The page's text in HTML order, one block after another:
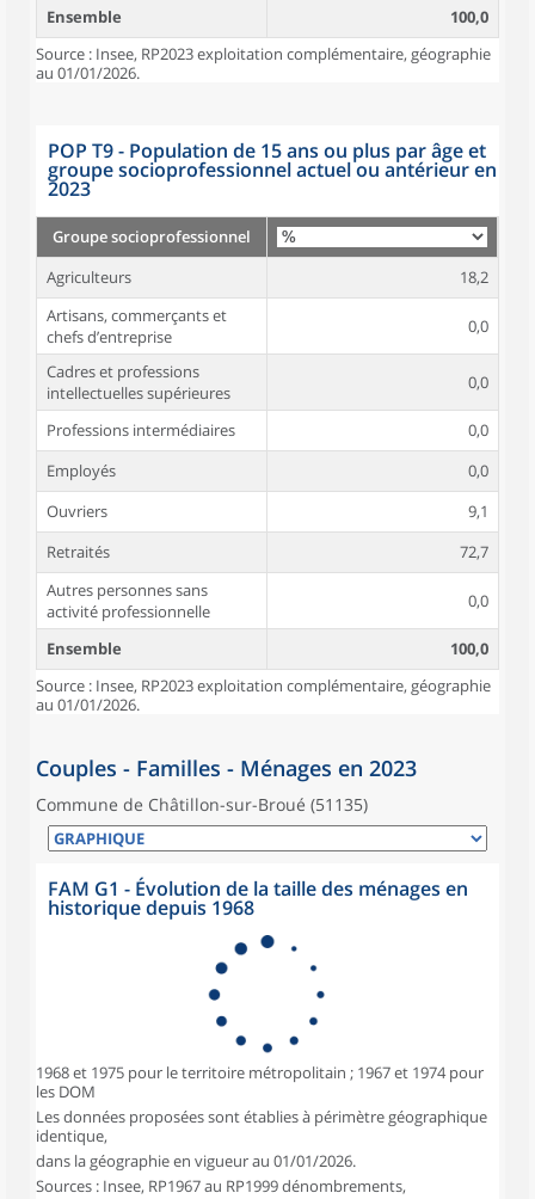
Ensemble
100,0
Source : Insee, RP2023 exploitation complémentaire, géographie
au 01/01/2026.
POP T9 - Population de 15 ans ou plus par âge et
groupe socioprofessionnel actuel ou antérieur en
2023
Groupe socioprofessionnel
Agriculteurs
18,2
Artisans, commerçants et
chefs d’entreprise
0,0
Cadres et professions
intellectuelles supérieures
0,0
Professions intermédiaires
0,0
Employés
0,0
Ouvriers
9,1
Retraités
72,7
Autres personnes sans
activité professionnelle
0,0
Ensemble
100,0
Source : Insee, RP2023 exploitation complémentaire, géographie
au 01/01/2026.
Couples - Familles - Ménages en 2023
Commune de Châtillon-sur-Broué (51135)
FAM G1 - Évolution de la taille des ménages en
historique depuis 1968
1968 et 1975 pour le territoire métropolitain ; 1967 et 1974 pour
les DOM
Les données proposées sont établies à périmètre géographique
identique,
dans la géographie en vigueur au 01/01/2026.
Sources : Insee, RP1967 au RP1999 dénombrements,